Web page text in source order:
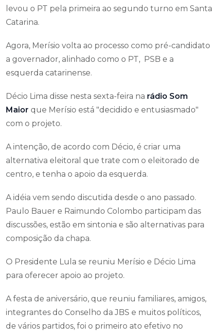
levou o PT pela primeira ao segundo turno em Santa
Catarina.
Agora, Merísio volta ao processo como pré-candidato
a governador, alinhado como o PT, PSB e a
esquerda catarinense.
Décio Lima disse nesta sexta-feira na rádio Som
Maior que Merísio está "decidido e entusiasmado"
com o projeto.
A intenção, de acordo com Décio, é criar uma
alternativa eleitoral que trate com o eleitorado de
centro, e tenha o apoio da esquerda.
A idéia vem sendo discutida desde o ano passado.
Paulo Bauer e Raimundo Colombo participam das
discussões, estão em sintonia e são alternativas para
composição da chapa.
O Presidente Lula se reuniu Merísio e Décio Lima
para oferecer apoio ao projeto.
A festa de aniversário, que reuniu familiares, amigos,
integrantes do Conselho da JBS e muitos políticos,
de vários partidos, foi o primeiro ato efetivo no